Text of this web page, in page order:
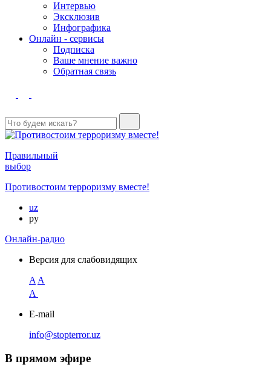
Интервью
Эксклюзив
Инфографика
Онлайн - сервисы
Подписка
Ваше мнение важно
Обратная связь
Правильный
выбор
Противостоим терроризму вместе!
uz
ру
Онлайн-радио
Версия для слабовидящих
A A
A
E-mail
info@stopterror.uz
В прямом эфире